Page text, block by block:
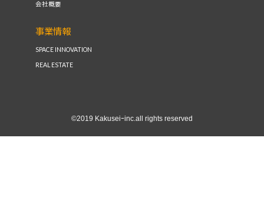
会社概要
事業情報
SPACE INNOVATION
REAL ESTATE
©2019 Kakuseiｰinc.all rights reserved